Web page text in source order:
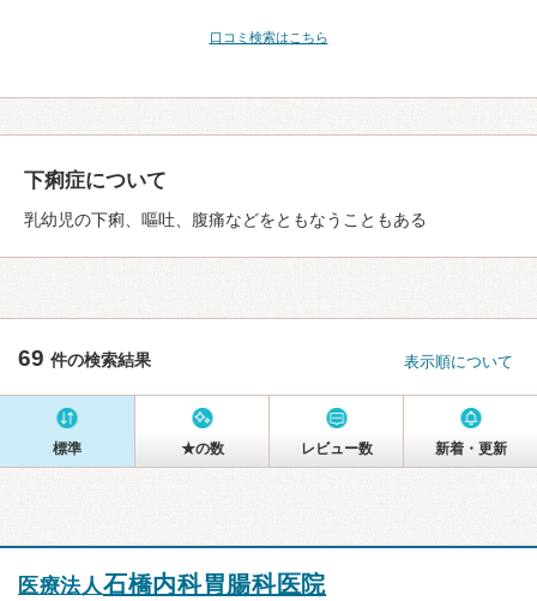
口コミ検索はこちら
下痢症について
乳幼児の下痢、嘔吐、腹痛などをともなうこともある
69 件の検索結果 表示順について
標準 ★の数 レビュー数 新着・更新
医療法人石橋内科胃腸科医院